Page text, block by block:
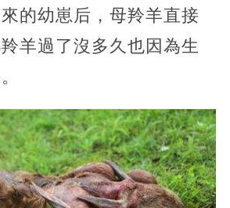
的幼崽后，母羚羊直接
羊過了沒多久也因為生